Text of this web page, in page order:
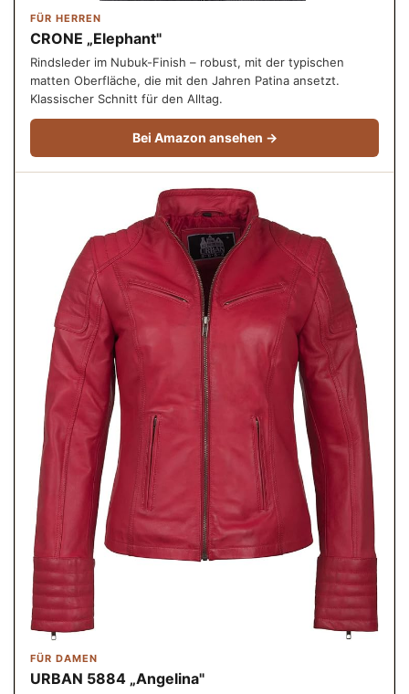
FÜR HERREN
CRONE „Elephant"
Rindsleder im Nubuk-Finish – robust, mit der typischen
matten Oberfläche, die mit den Jahren Patina ansetzt.
Klassischer Schnitt für den Alltag.
Bei Amazon ansehen →
FÜR DAMEN
URBAN 5884 „Angelina"